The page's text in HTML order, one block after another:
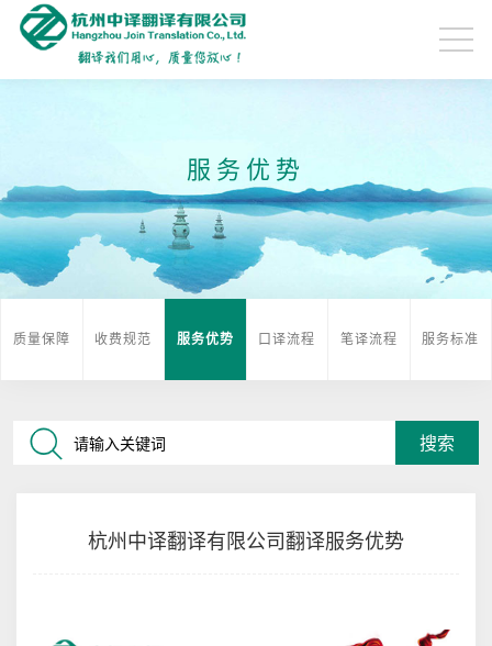
服务优势
质量保障 收费规范 服务优势 口译流程 笔译流程 服务标准
杭州中译翻译有限公司翻译服务优势